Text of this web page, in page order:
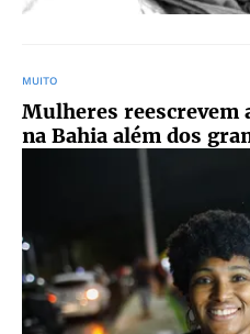
MUITO
Mulheres reescrevem
na Bahia além dos